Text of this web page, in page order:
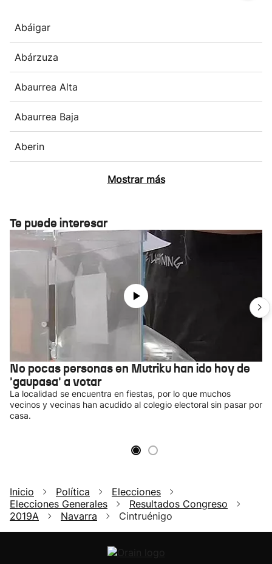
Abáigar
Abárzuza
Abaurrea Alta
Abaurrea Baja
Aberin
Mostrar más
Te puede interesar
No pocas personas en Mutriku han ido hoy de
'gaupasa' a votar
La localidad se encuentra en fiestas, por lo que muchos
vecinos y vecinas han acudido al colegio electoral sin pasar por
casa.
Inicio Política
Elecciones
Elecciones Generales
Resultados Congreso
2019A
Navarra Cintruénigo